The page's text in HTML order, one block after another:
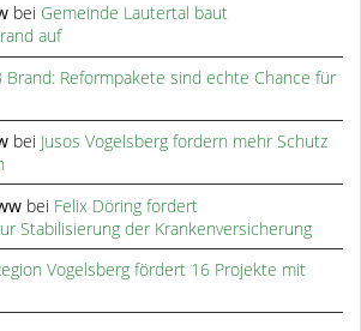
bei Gemeinde Lautertal baut
auf
Brand: Reformpakete sind echte Chance für
bei Jusos Vogelsberg fordern mehr Schutz
bei Felix Döring fordert
Stabilisierung der Krankenversicherung
Vogelsberg fördert 16 Projekte mit